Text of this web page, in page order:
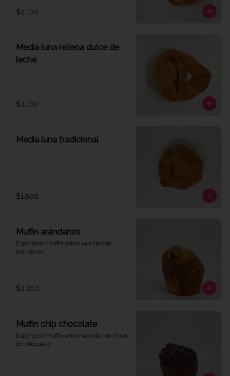
$2.100
Media luna rellena dulce de
leche
$2.100
Media luna tradicional
$1.900
Muffin arándanos
Esponjoso muffin sabor vainilla con
arándanos
$2.200
Muffin chip chocolate
Esponjoso muffin sabor vainilla con chips
de chocolate